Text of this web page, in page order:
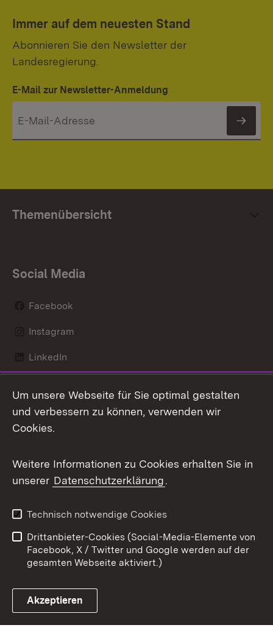
Immer auf dem neuesten Stand
Abonnieren Sie den Newsletter der
Landesregierung.
E-Mail zur Newsletter-Anmeldung
Themenübersicht
Social Media
Facebook
Instagram
LinkedIn
X / Twitter
Youtube
Link zum Landesportal
Kontakt
Datenschutz
Barrierefreiheit
Impressum
Cookies
Um unsere Webseite für Sie optimal gestalten
und verbessern zu können, verwenden wir
Cookies.
Weitere Informationen zu Cookies erhalten Sie in
unserer Datenschutzerklärung.
Technisch notwendige Cookies
Drittanbieter-Cookies (Social-Media-Elemente von
Facebook, X / Twitter und Google werden auf der
gesamten Webseite aktiviert.)
Akzeptieren